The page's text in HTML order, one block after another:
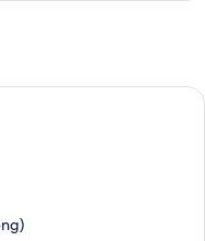
med en seng, et